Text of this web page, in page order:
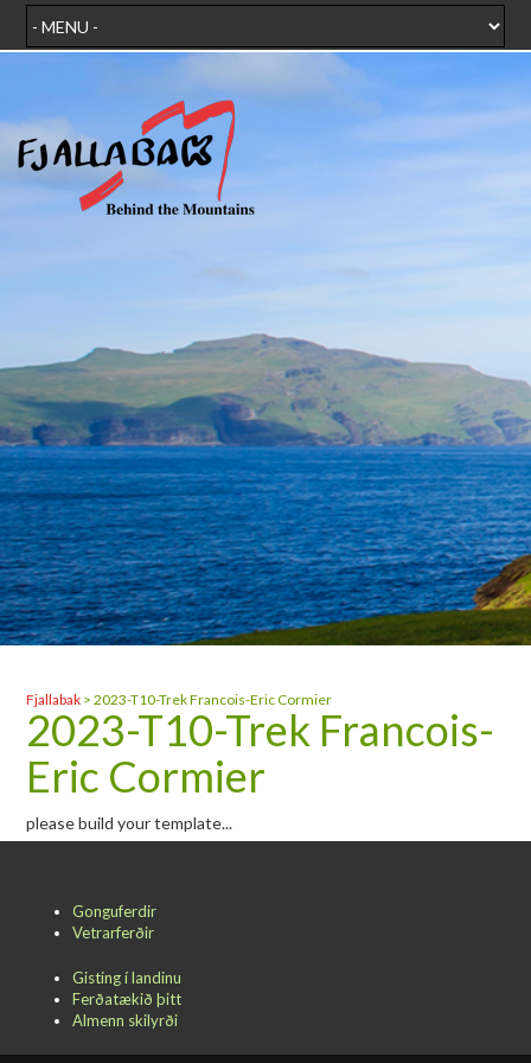
Fjallabak >2023-T10-Trek Francois-Eric Cormier
2023-T10-Trek Francois-
Eric Cormier
please build your template...
Gonguferdir
Vetrarferðir
Gisting í landinu
Ferðatækið þitt
Almenn skilyrði